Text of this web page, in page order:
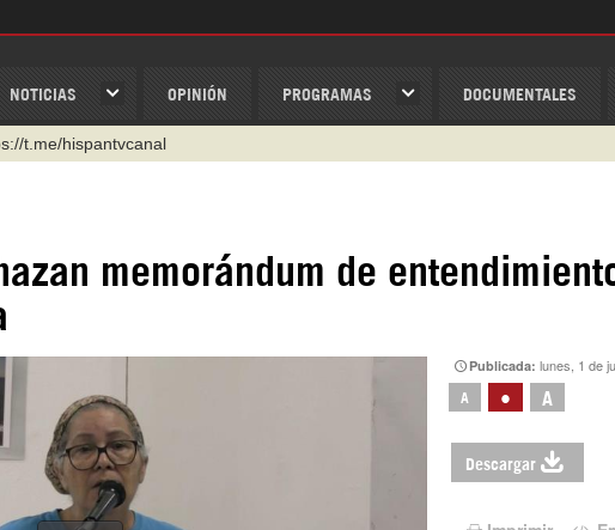
NOTICIAS OPINIÓN PROGRAMAS DOCUMENTALES
t.me/hispantvcanal
y Viber: +98 921 79 29 404
www.facebook.com/Nexolatino.Canal
www.youtube.com/@nexo_latino
twitter.com/nexo_latino
memorándum de
Publicada:lunes, 1 de
A • A
Descargar